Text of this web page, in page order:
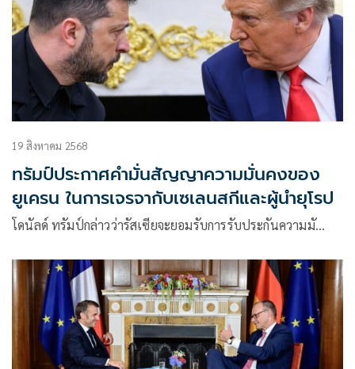
19 สิงหาคม 2568
ทรัมป์ประกาศคำมั่นสัญญาความมั่นคงของ
ยูเครน ในการเจรจากับเซเลนสกีและผู้นำยุโรป
โดนัลด์ ทรัมป์กล่าวว่ารัสเซียจะยอมรับการรับประกันความมั…